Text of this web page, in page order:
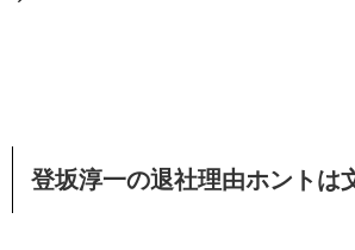
登坂淳一の退社理由ホントは